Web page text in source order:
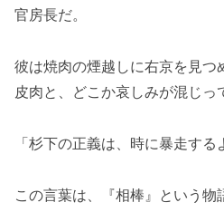
官房長だ。
彼は焼肉の煙越しに右京を見つ
皮肉と、どこか哀しみが混じっ
「杉下の正義は、時に暴走する
この言葉は、『相棒』という物